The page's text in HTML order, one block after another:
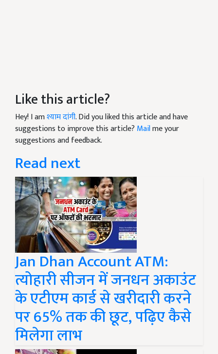
Like this article?
Hey! I amश्याम दांगी. Did you liked this article and have
suggestions to improve this article? Mailme your
suggestions and feedback.
Read next
Jan Dhan Account ATM:
त्योहारी सीजन में जनधन अकाउंट
के एटीएम कार्ड से खरीदारी करने
पर 65% तक की छूट, पढ़िए कैसे
मिलेगा लाभ